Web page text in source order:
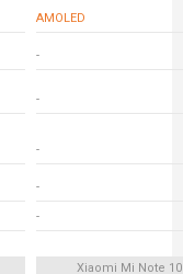
AMOLED
-
-
-
-
-
Xiaomi Mi Note